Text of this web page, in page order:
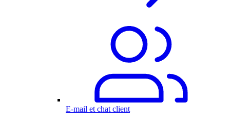
E-mail et chat client